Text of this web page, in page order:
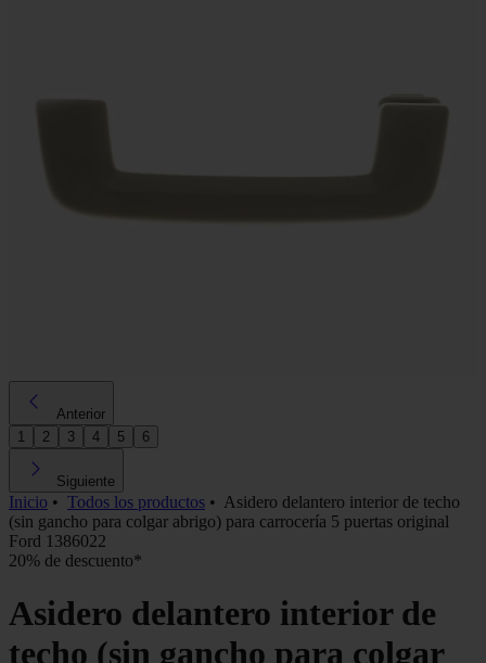
Anterior
1
2 3 4 5 6
Siguiente
Inicio • Todos los productos • Asidero delantero interior de techo
(sin gancho para colgar abrigo) para carrocería 5 puertas original
Ford 1386022
20% de descuento*
Asidero delantero interior de
techo (sin gancho para colgar